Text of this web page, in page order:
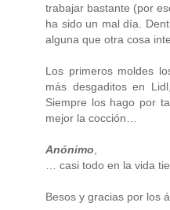
trabajar bastante (por
ha sido un mal día.
alguna que otra cosa
Los primeros moldes
más desgaditos en
Siempre los hago por
mejor la cocción…
Anónimo,
… casi todo en la vida
Besos y gracias por los